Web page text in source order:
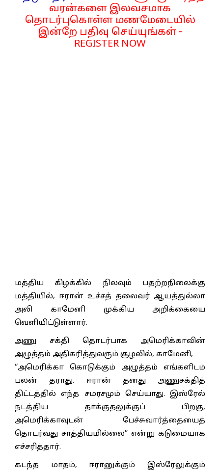
வரன்களை இலவசமாக
தொடர்புகொள்ள மணமேடையில்
இன்றே பதிவு செய்யுங்கள் -
REGISTER NOW
மத்திய கிழக்கில் நிலவும் பதற்றநிலைக்கு
மத்தியில், ஈரான் உச்சத் தலைவர் ஆயத்துல்லா
அலி காமேனி முக்கிய அறிக்கையை
வெளியிட்டுள்ளார்.
அணு சக்தி தொடர்பாக அமெரிக்காவின்
அழுத்தம் அதிகரித்துவரும் சூழலில், காமேனி,
“அமெரிக்கா கொடுக்கும் அழுத்தம் எங்களிடம்
பலன் தராது. ஈரான் தனது அணுசக்தித்
திட்டத்தில் எந்த சமரசமும் செய்யாது. இஸ்ரேல்
நடத்திய தாக்குதலுக்குப் பிறகு,
அமெரிக்காவுடன் பேச்சுவார்த்தையைத்
தொடர்வது சாத்தியமில்லை” என்று கடுமையாக
எச்சரித்தார்.
கடந்த மாதம், ஈரானுக்கும் இஸ்ரேலுக்கும்